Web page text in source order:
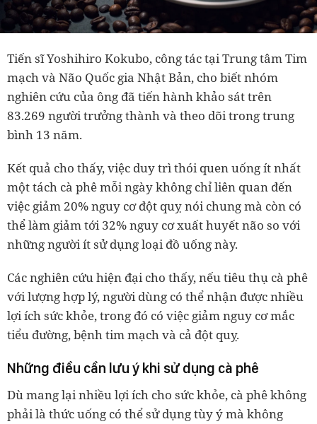
Tiến sĩ Yoshihiro Kokubo, công tác tại Trung tâm Tim
mạch và Não Quốc gia Nhật Bản, cho biết nhóm
nghiên cứu của ông đã tiến hành khảo sát trên
83.269 người trưởng thành và theo dõi trong trung
bình 13 năm.
Kết quả cho thấy, việc duy trì thói quen uống ít nhất
một tách cà phê mỗi ngày không chỉ liên quan đến
việc giảm 20% nguy cơ đột quỵ nói chung mà còn có
thể làm giảm tới 32% nguy cơ xuất huyết não so với
những người ít sử dụng loại đồ uống này.
Các nghiên cứu hiện đại cho thấy, nếu tiêu thụ cà phê
với lượng hợp lý, người dùng có thể nhận được nhiều
lợi ích sức khỏe, trong đó có việc giảm nguy cơ mắc
tiểu đường, bệnh tim mạch và cả đột quỵ.
Những điều cần lưu ý khi sử dụng cà phê
Dù mang lại nhiều lợi ích cho sức khỏe, cà phê không
phải là thức uống có thể sử dụng tùy ý mà không